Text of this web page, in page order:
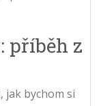
příběh z
jak bychom si